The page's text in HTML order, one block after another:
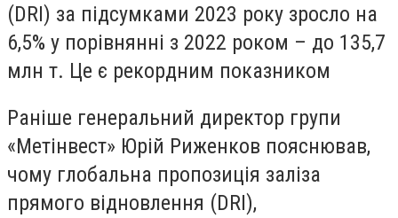
(DRI) за підсумками 2023 року зросло на
6,5% у порівнянні з 2022 роком – до 135,7
млн т. Це є рекордним показником
Раніше генеральний директор групи
«Метінвест» Юрій Риженков пояснював,
чому глобальна пропозиція заліза
прямого відновлення (DRI),